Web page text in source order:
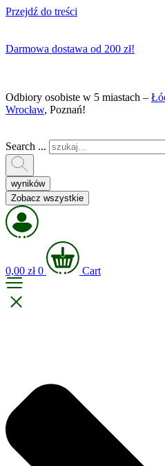
Przejdź do treści
Darmowa dostawa od 200 zł!
Odbiory osobiste w 5 miastach –
Wrocław, Poznań!
Search ...
wyników
Zobacz wszystkie
0,00 zł 0 Cart